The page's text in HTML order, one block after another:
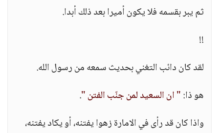
ثم يبر بقسمه فلا يكون أميرا بعد ذلك أبدا.
!!
لقد كان دائب التغني بحديث سمعه من رسول الله.
هو ذا:" ان السعيد لمن جنّب الفتن ".
واذا كان قد رأى في الامارة زهوا يفتنه، أو يكاد يفتنه،